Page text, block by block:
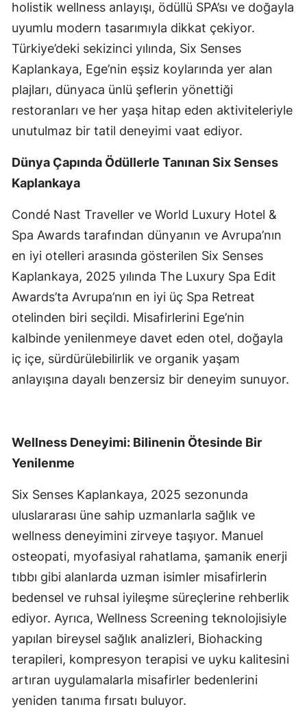
holistik wellness anlayışı, ödüllü SPA’sı ve doğayla
uyumlu modern tasarımıyla dikkat çekiyor.
Türkiye’deki sekizinci yılında, Six Senses
Kaplankaya, Ege’nin eşsiz koylarında yer alan
plajları, dünyaca ünlü şeflerin yönettiği
restoranları ve her yaşa hitap eden aktiviteleriyle
unutulmaz bir tatil deneyimi vaat ediyor.
Dünya Çapında Ödüllerle Tanınan Six Senses
Kaplankaya
Condé Nast Traveller ve World Luxury Hotel &
Spa Awards tarafından dünyanın ve Avrupa’nın
en iyi otelleri arasında gösterilen Six Senses
Kaplankaya, 2025 yılında The Luxury Spa Edit
Awards’ta Avrupa’nın en iyi üç Spa Retreat
otelinden biri seçildi. Misafirlerini Ege’nin
kalbinde yenilenmeye davet eden otel, doğayla
iç içe, sürdürülebilirlik ve organik yaşam
anlayışına dayalı benzersiz bir deneyim sunuyor.
Wellness Deneyimi: Bilinenin Ötesinde Bir
Yenilenme
Six Senses Kaplankaya, 2025 sezonunda
uluslararası üne sahip uzmanlarla sağlık ve
wellness deneyimini zirveye taşıyor. Manuel
osteopati, myofasiyal rahatlama, şamanik enerji
tıbbı gibi alanlarda uzman isimler misafirlerin
bedensel ve ruhsal iyileşme süreçlerine rehberlik
ediyor. Ayrıca, Wellness Screening teknolojisiyle
yapılan bireysel sağlık analizleri, Biohacking
terapileri, kompresyon terapisi ve uyku kalitesini
artıran uygulamalarla misafirler bedenlerini
yeniden tanıma fırsatı buluyor.